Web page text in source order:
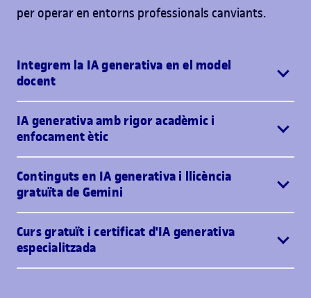
per operar en entorns professionals canviants.
Integrem la IA generativa en el model
docent
IA generativa amb rigor acadèmic i
enfocament ètic
Continguts en IA generativa i llicència
gratuïta de Gemini
Curs gratuït i certificat d'IA generativa
especialitzada